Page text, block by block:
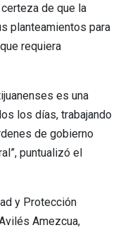
de que la
planteamientos para
requiera
es una
los días, trabajando
de gobierno
puntualizó el
y Protección
Amezcua,